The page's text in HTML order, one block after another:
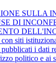
SULLA
DI
con siti
i dati
politico e ai